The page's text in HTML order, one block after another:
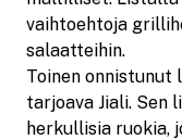
vaihtoehtoja
salaatteihin.
Toinen onnistunut
tarjoava Jiali.
herkullisia ruokia,